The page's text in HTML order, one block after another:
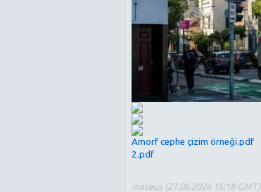
Amorf cephe çizim örneği.pdf
2.pdf
mateus (27.06.2026 15:18 GMT)